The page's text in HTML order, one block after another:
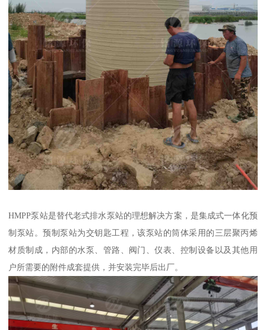
HMPP泵站是替代老式排水泵站的理想解决方案，是集成式一体化预
制泵站。预制泵站为交钥匙工程，该泵站的筒体采用的三层聚丙烯
材质制成，内部的水泵、管路、阀门、仪表、控制设备以及其他用
户所需要的附件成套提供，并安装完毕后出厂。